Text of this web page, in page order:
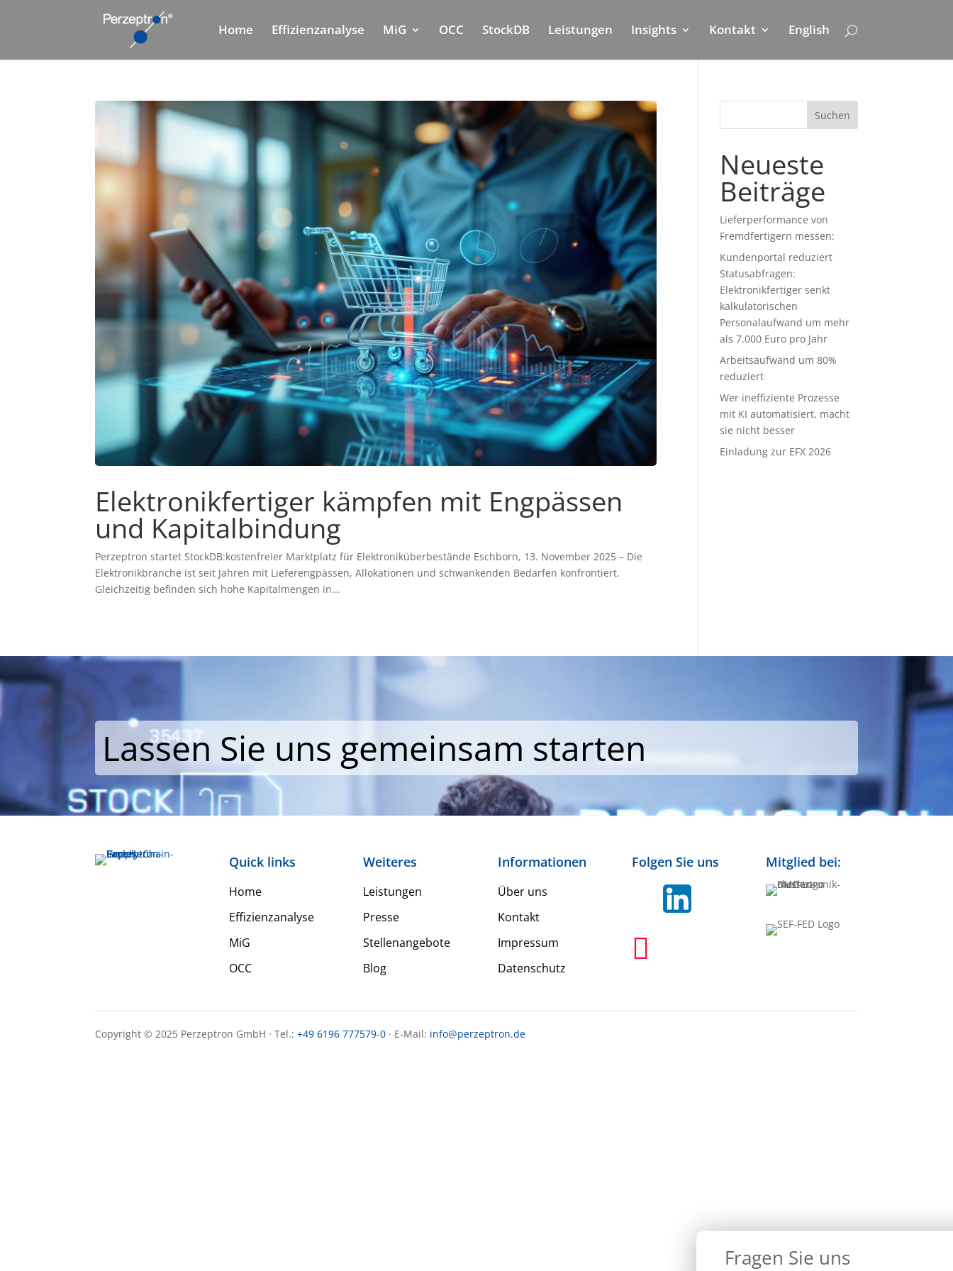
Home Effizienzanalyse MiG OCC StockDB Leistungen Insights Kontakt English
Elektronikfertiger kämpfen mit Engpässen
und Kapitalbindung
Perzeptron startet StockDB:kostenfreier Marktplatz für Elektroniküberbestände Eschborn, 13. November 2025 – Die
Elektronikbranche ist seit Jahren mit Lieferengpässen, Allokationen und schwankenden Bedarfen konfrontiert.
Gleichzeitig befinden sich hohe Kapitalmengen in...
Suchen
Neueste
Beiträge
Lieferperformance von
Fremdfertigern messen:
Kundenportal reduziert
Statusabfragen:
Elektronikfertiger senkt
kalkulatorischen
Personalaufwand um mehr
als 7.000 Euro pro Jahr
Arbeitsaufwand um 80%
reduziert
Wer ineffiziente Prozesse
mit KI automatisiert, macht
sie nicht besser
Einladung zur EFX 2026
Lassen Sie uns gemeinsam starten
Quick links
Home
Effizienzanalyse
MiG
OCC
Weiteres
Leistungen
Presse
Stellenangebote
Blog
Informationen
Über uns
Kontakt
Impressum
Datenschutz
Folgen Sie uns

Mitglied bei:
Copyright © 2025 Perzeptron GmbH · Tel.:+49 6196 777579-0 · E-Mail: info@perzeptron.de
Fragen Sie uns